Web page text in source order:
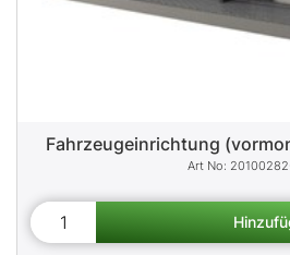
Fahrzeugeinrichtung